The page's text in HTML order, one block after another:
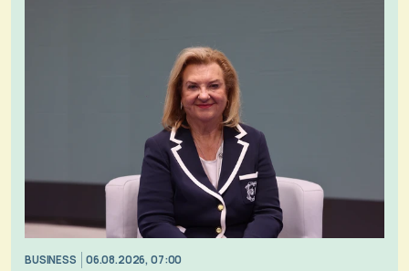
BUSINESS 06.08.2026, 07:00